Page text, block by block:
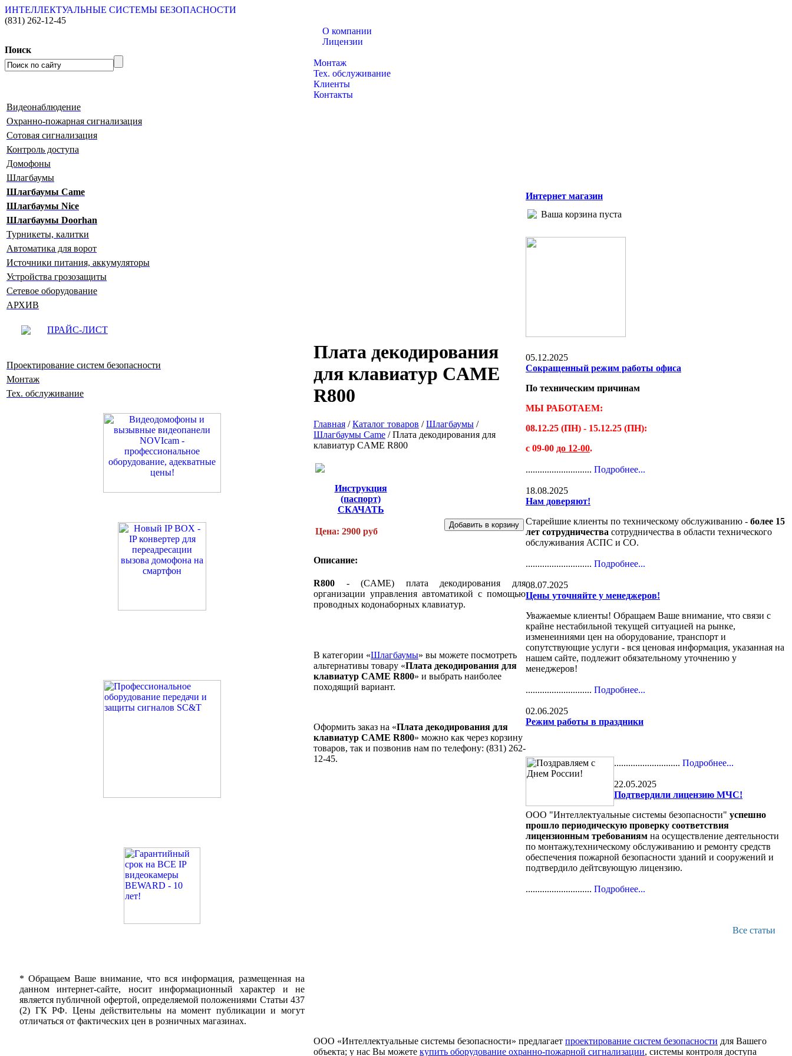
ИНТЕЛЛЕКТУАЛЬНЫЕ СИСТЕМЫ БЕЗОПАСНОСТИ
(831) 262-12-45
Поиск
О компании
Лицензии
Монтаж
Тех. обслуживание
Клиенты
Контакты
Видеонаблюдение
Охранно-пожарная сигнализация
Сотовая сигнализация
Контроль доступа
Домофоны
Шлагбаумы
Шлагбаумы Сame
Шлагбаумы Nice
Шлагбаумы Doorhan
Турникеты, калитки
Автоматика для ворот
Источники питания, аккумуляторы
Устройства грозозащиты
Сетевое оборудование
АРХИВ
ПРАЙС-ЛИСТ
Проектирование систем безопасности
Монтаж
Тех. обслуживание
* Обращаем Ваше внимание, что вся информация, размещенная на
данном интернет-сайте, носит информационный характер и не
является публичной офертой, определяемой положениями Статьи 437
(2) ГК РФ. Цены действительны на момент публикации и могут
отличаться от фактических цен в розничных магазинах.
Плата декодирования
для клавиатур CAME
R800
Главная /Каталог товаров /Шлагбаумы /
Шлагбаумы Сame /Плата декодирования для
клавиатур CAME R800
Инструкция
(паспорт)
СКАЧАТЬ
Цена: 2900 руб
Описание:
R800 - (CAME) плата декодирования для
организации управления автоматикой с помощью
проводных кодонаборных клавиатур.
В категории «Шлагбаумы» вы можете посмотреть
альтернативы товару «Плата декодирования для
клавиатур CAME R800» и выбрать наиболее
походящий вариант.
Оформить заказ на «Плата декодирования для
клавиатур CAME R800» можно как через корзину
товаров, так и позвонив нам по телефону: (831) 262-
12-45.
Интернет магазин
Ваша корзина пуста
05.12.2025
Сокращенный режим работы офиса
По техническим причинам
МЫ РАБОТАЕМ:
08.12.25 (ПН) - 15.12.25 (ПН):
с 09-00 до 12-00.
............................ Подробнее...
18.08.2025
Нам доверяют!
Старейшие клиенты по техническому обслуживанию - более 15
лет сотрудничества сотрудничества в области технического
обслуживания АСПС и СО.
............................ Подробнее...
08.07.2025
Цены уточняйте у менеджеров!
Уважаемые клиенты! Обращаем Ваше внимание, что связи с
крайне нестабильной текущей ситуацией на рынке,
изменеиниями цен на оборудование, транспорт и
сопутствующие услуги - вся ценовая информация, указанная на
нашем сайте, подлежит обязательному уточнению у
менеджеров!
............................ Подробнее...
02.06.2025
Режим работы в праздники
............................ Подробнее...
22.05.2025
Подтвердили лицензию МЧС!
ООО "Интеллектуальные системы безопасности" успешно
прошло периодическую проверку соответствия
лицензионным требованиям на осуществление деятельности
по монтажу,техническому обслуживанию и ремонту средств
обеспечения пожарной безопасности зданий и сооружений и
подтвердило дейтсвующую лицензию.
............................ Подробнее...
Все статьи
ООО «Интеллектуальные системы безопасности» предлагает проектирование систем безопасности для Вашего
объекта; у нас Вы можете купить оборудование охранно-пожарной сигнализации, системы контроля доступа